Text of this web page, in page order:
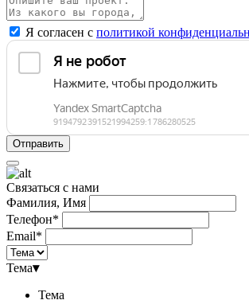
Я согласен с политикой
Связаться с нами
Фамилия, Имя
Телефон*
Email*
Тема▾
Тема